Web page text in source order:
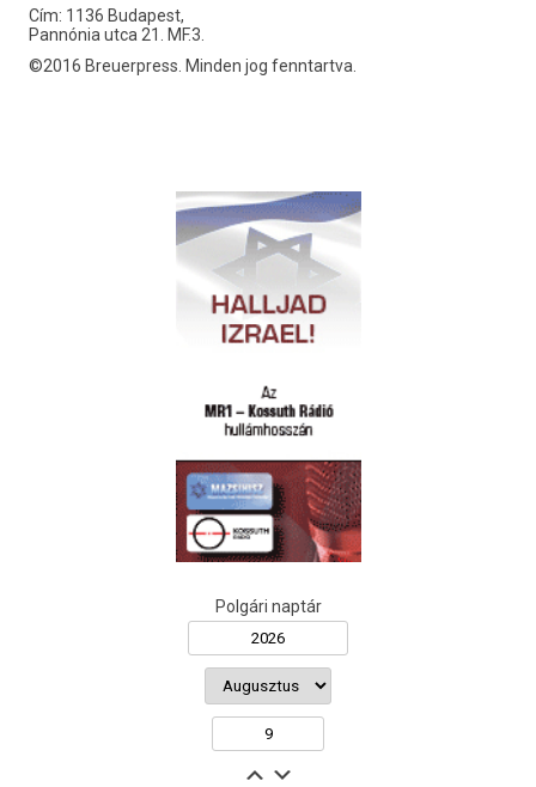
Cím: 1136 Budapest,
Pannónia utca 21. MF.3.
©2016 Breuerpress. Minden jog fenntartva.
Polgári naptár